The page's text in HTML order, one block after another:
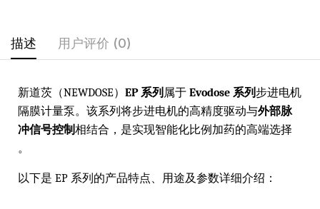
描述 用户评价 (0)
新道茨（NEWDOSE） EP 系列 属于 Evodose 系列步进电机
隔膜计量泵。该系列将步进电机的高精度驱动与外部脉
冲信号控制相结合，是实现智能化比例加药的高端选择
。
以下是 EP 系列的产品特点、用途及参数详细介绍：